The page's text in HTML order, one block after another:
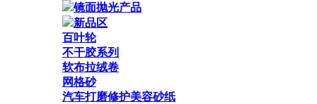
镜面抛光产品
新品区
百叶轮
不干胶系列
软布拉绒卷
网格砂
汽车打磨修护美容砂纸